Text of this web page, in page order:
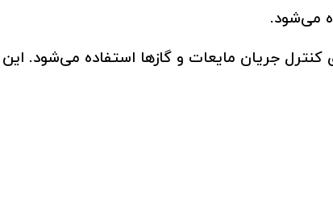
می‌شود.
جریان مایعات و گازها استفاده می‌شود. این